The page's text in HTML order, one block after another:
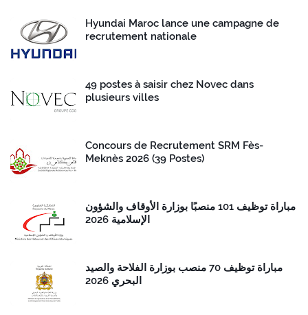
Hyundai Maroc lance une campagne de
recrutement nationale
49 postes à saisir chez Novec dans
plusieurs villes
Concours de Recrutement SRM Fès-
Meknès 2026 (39 Postes)
مباراة توظيف 101 منصبًا بوزارة الأوقاف والشؤون
الإسلامية 2026
مباراة توظيف 70 منصب بوزارة الفلاحة والصيد
البحري 2026